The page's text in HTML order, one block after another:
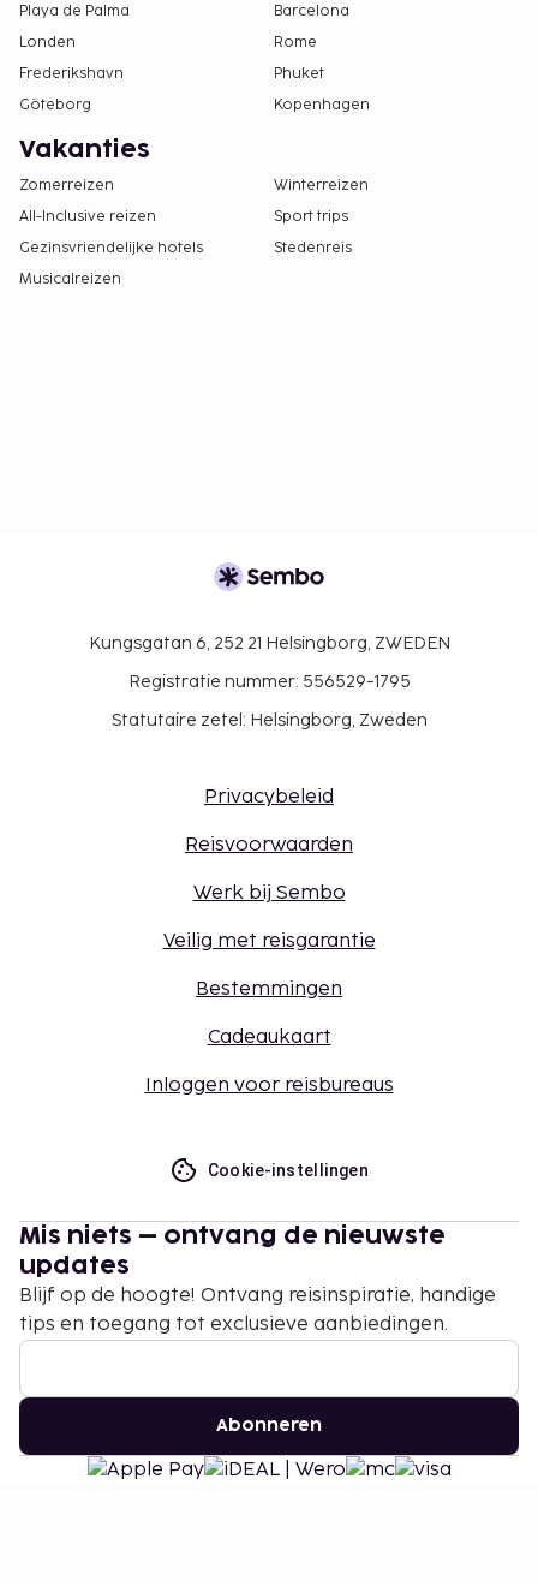
Playa de Palma
Barcelona
Londen
Rome
Frederikshavn
Phuket
Göteborg
Kopenhagen
Vakanties
Zomerreizen
Winterreizen
All-Inclusive reizen
Sport trips
Gezinsvriendelijke hotels
Stedenreis
Musicalreizen
Kungsgatan 6, 252 21 Helsingborg, ZWEDEN
Registratie nummer: 556529-1795
Statutaire zetel: Helsingborg, Zweden
Privacybeleid
Reisvoorwaarden
Werk bij Sembo
Veilig met reisgarantie
Bestemmingen
Cadeaukaart
Inloggen voor reisbureaus
Cookie-instellingen
Mis niets – ontvang de nieuwste
updates
Blijf op de hoogte! Ontvang reisinspiratie, handige
tips en toegang tot exclusieve aanbiedingen.
Abonneren